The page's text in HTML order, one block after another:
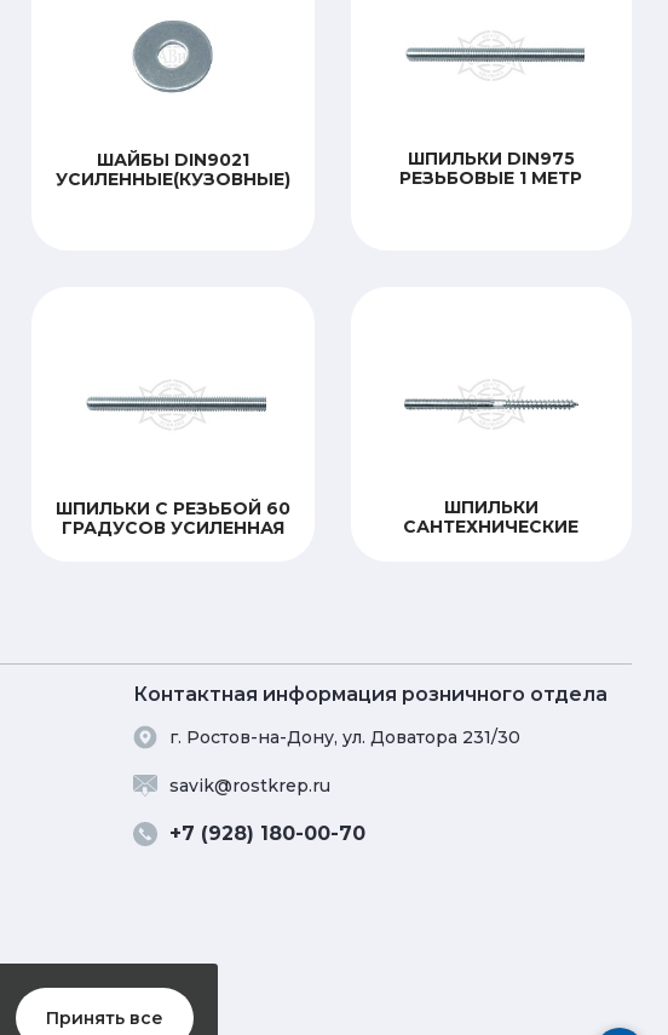
ШАЙБЫ DIN9021
УСИЛЕННЫЕ(КУЗОВНЫЕ)
ШПИЛЬКИ DIN975
РЕЗЬБОВЫЕ 1 МЕТР
ШПИЛЬКИ С РЕЗЬБОЙ 60
ГРАДУСОВ УСИЛЕННАЯ
ШПИЛЬКИ
САНТЕХНИЧЕСКИЕ
Контактная информация розничного отдела
г. Ростов-на-Дону, ул. Доватора 231/30
savik@rostkrep.ru
+7 (928) 180-00-70
Принять все